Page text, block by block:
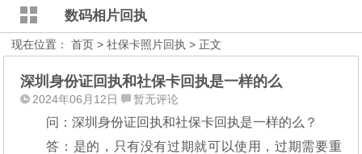
数码相片回执
现在位置：首页 >社保卡照片回执 > 正文
深圳身份证回执和社保卡回执是一样的么
2024年06月12日 暂无评论
问：深圳身份证回执和社保卡回执是一样的么？
答：是的，只有没有过期就可以使用，过期需要重